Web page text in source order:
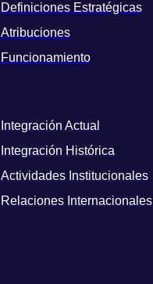
Definiciones Estratégicas
Atribuciones
Funcionamiento
Integración Actual
Integración Histórica
Actividades Institucionales
Relaciones Internacionales